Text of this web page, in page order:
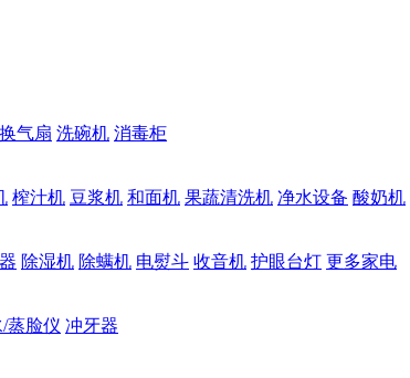
气扇 洗碗机 消毒柜
榨汁机 豆浆机 和面机 果蔬清洗机 净水设备 酸奶机
除湿机 除螨机 电熨斗 收音机 护眼台灯 更多家电
蒸脸仪 冲牙器